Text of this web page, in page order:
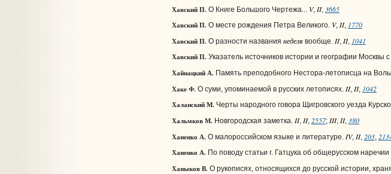
Хавский П. О Книге Большого Чертежа... V, II, 3665
Хавский П.О месте рождения Петра Великого. V,II, 1770
Хавский П.О разности названия неделя вообще. II, II, 1041
Хавский П.Указатель источников истории и географии Москвы
Хайнацкий А.Память преподобного Нестора-летописца на
Хаке Ф. О суми, упоминаемой в русских летописях. II, II, 1042
Халанский М.Черты народного говора Щигровского уезда
Хальмков М.Новгородская заметка. II, II, 2557;III, II, 380
Ханенко А. О малороссийском языке и литературе. IV, II, 203,
Ханенко А.По поводу статьи г. Гатцука об общерусском
Ханыков В. О рукописях, относящихся до русской истории,